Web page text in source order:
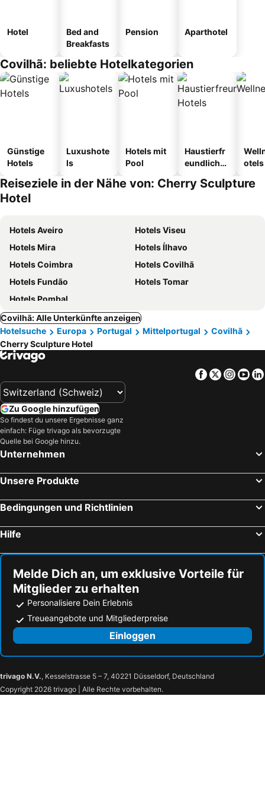
Hotel
Bed and
Breakfasts
Pension Aparthotel
Covilhã: beliebte Hotelkategorien
Günstige
Hotels
Luxushote
ls
Hotels mit
Pool
Haustierfr
eundliche
otels
Reiseziele in der Nähe von: Cherry Sculpture
Hotel
Hotels Aveiro
Hotels Viseu
Hotels Mira
Hotels Ílhavo
Hotels Coimbra
Hotels Covilhã
Hotels Fundão
Hotels Tomar
Hotels Pombal
Covilhã: Alle Unterkünfte anzeigen
Hotelsuche
Europa Portugal Mittelportugal
Covilhã
Cherry Sculpture Hotel
Facebook
Twitter
Zu Google hinzufügen
So findest du unsere Ergebnisse ganz
einfach: Füge trivago als bevorzugte
Quelle bei Google hinzu.
Unternehmen
Unsere Produkte
Bedingungen und Richtlinien
Hilfe
Melde Dich an, um exklusive Vorteile für
Mitglieder zu erhalten
Personalisiere Dein Erlebnis
Treueangebote und Mitgliederpreise
Einloggen
trivago N.V., Kesselstrasse 5 – 7, 40221 Düsseldorf, Deutschland
Copyright 2026 trivago | Alle Rechte vorbehalten.